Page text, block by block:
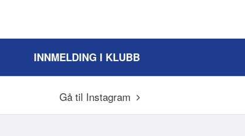
INNMELDING I KLUBB
Gå til Instagram